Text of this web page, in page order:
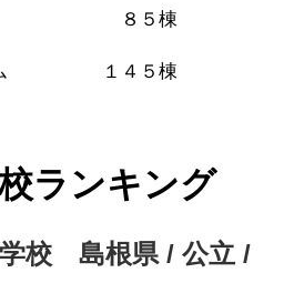
の ８５棟
ム １４５棟
ランキング
校 島根県 / 公立 /